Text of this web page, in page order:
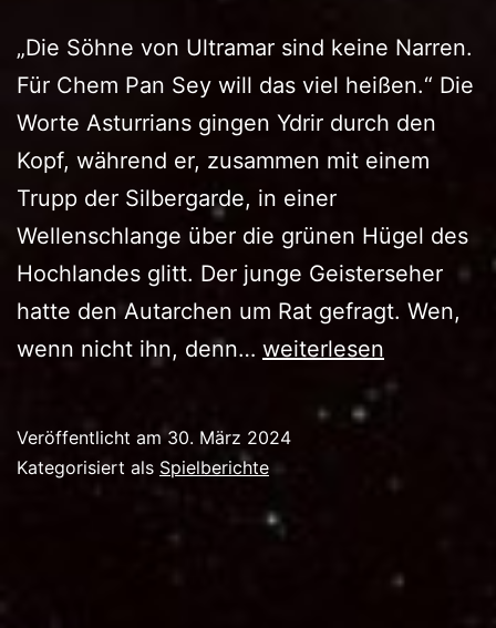
„Die Söhne von Ultramar sind keine Narren.
Für Chem Pan Sey will das viel heißen.“ Die
Worte Asturrians gingen Ydrir durch den
Kopf, während er, zusammen mit einem
Trupp der Silbergarde, in einer
Wellenschlange über die grünen Hügel des
Hochlandes glitt. Der junge Geisterseher
hatte den Autarchen um Rat gefragt. Wen,
wenn nicht ihn, denn… Das
Ilthadash
weiterlesen
Veröffentlicht am30. März 2024
Kategorisiert als Spielberichte